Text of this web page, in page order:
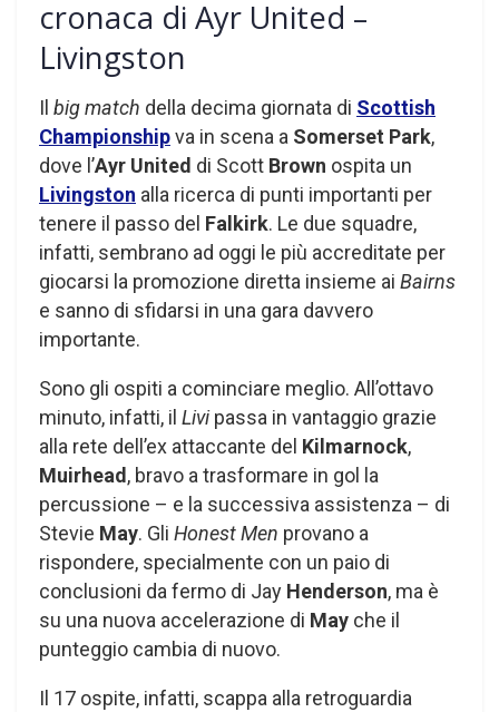
cronaca di Ayr United –
Livingston
Il big match della decima giornata di Scottish
Championshipva in scena a Somerset Park,
dove l’Ayr United di Scott Brown ospita un
Livingston alla ricerca di punti importanti per
tenere il passo del Falkirk. Le due squadre,
infatti, sembrano ad oggi le più accreditate per
giocarsi la promozione diretta insieme ai Bairns
e sanno di sfidarsi in una gara davvero
importante.
Sono gli ospiti a cominciare meglio. All’ottavo
minuto, infatti, il Livipassa in vantaggio grazie
alla rete dell’ex attaccante del Kilmarnock,
Muirhead , bravo a trasformare in gol la
percussione – e la successiva assistenza – di
Stevie May. Gli Honest Men provano a
rispondere, specialmente con un paio di
conclusioni da fermo di Jay Henderson, ma è
su una nuova accelerazione di May che il
punteggio cambia di nuovo.
Il 17 ospite, infatti, scappa alla retroguardia